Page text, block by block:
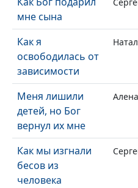
мне сына
Как я
освободилась от
зависимости
Меня лишили
детей, но Бог
вернул их мне
Как мы изгнали
бесов из
человека